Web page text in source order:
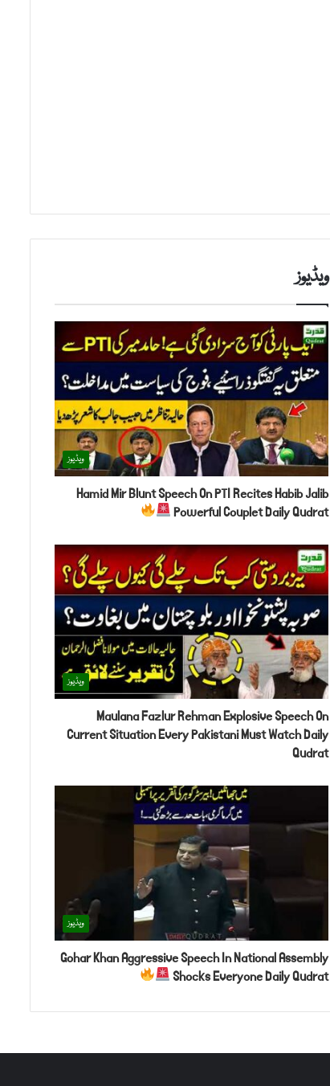
ویڈیوز
ویڈیوز
Hamid Mir Blunt Speech On PTI Recites Habib Jalib
Powerful Couplet Daily Qudrat
ویڈیوز
Maulana Fazlur Rehman Explosive Speech On
Current Situation Every Pakistani Must Watch Daily
Qudrat
ویڈیوز
Gohar Khan Aggressive Speech In National Assembly
Shocks Everyone Daily Qudrat